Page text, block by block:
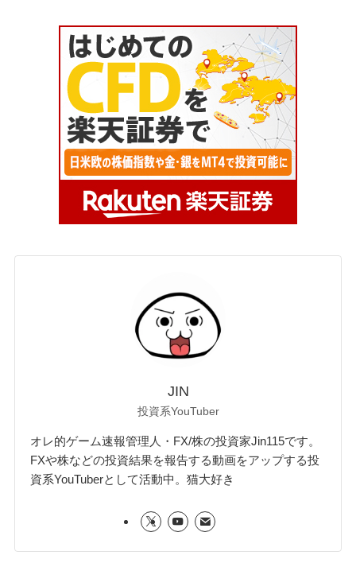
JIN
投資系YouTuber
オレ的ゲーム速報管理人・FX/株の投資家Jin115です。
FXや株などの投資結果を報告する動画をアップする投
資系YouTuberとして活動中。猫大好き